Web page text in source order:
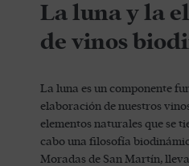
La luna y la
de vinos
La luna es un componente
elaboración de nuestros
elementos naturales que se
cabo una filosofía
Moradas de San Martín,